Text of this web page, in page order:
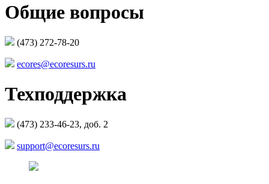
Общие вопросы
(473) 272-78-20
ecores@ecoresurs.ru
Техподдержка
(473) 233-46-23, доб. 2
support@ecoresurs.ru